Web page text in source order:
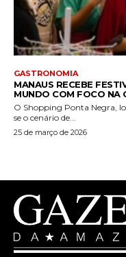
GASTRONOMIA
MANAUS RECEBE
MUNDO COM FOCO NA
O Shopping Ponta Negra,
se o cenário de...
25 de março de 2026